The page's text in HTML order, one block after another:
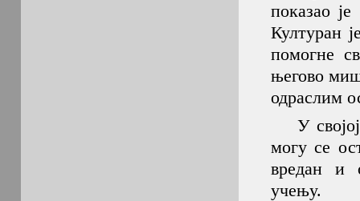
показао
Културан
помогне
његово
одраслим
У својој
могу се
вредан и
учењу.